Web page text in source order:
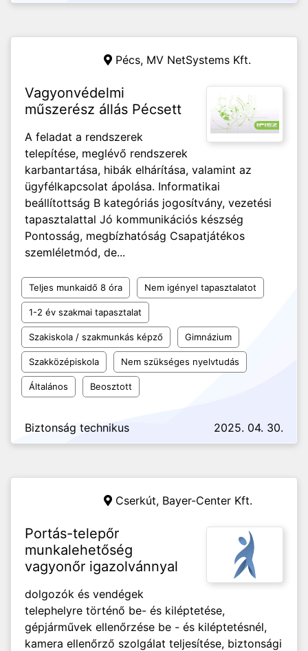
Pécs, MV NetSystems Kft.
Vagyonvédelmi
műszerész állás Pécsett
A feladat a rendszerek
telepítése, meglévő rendszerek
karbantartása, hibák elhárítása, valamint az
ügyfélkapcsolat ápolása. Informatikai
beállítottság B kategóriás jogosítvány, vezetési
tapasztalattal Jó kommunikációs készség
Pontosság, megbízhatóság Csapatjátékos
szemléletmód, de...
Teljes munkaidő 8 óra Nem igényel tapasztalatot
1-2 év szakmai tapasztalat
Szakiskola / szakmunkás képző Gimnázium
Szakközépiskola Nem szükséges nyelvtudás
Általános Beosztott
Biztonság technikus 2025. 04. 30.
Cserkút, Bayer-Center Kft.
Portás-telepőr
munkalehetőség
vagyonőr igazolvánnyal
dolgozók és vendégek
telephelyre történő be- és kiléptetése,
gépjárművek ellenőrzése be - és kiléptetésnél,
kamera ellenőrző szolgálat teljesítése, biztonsági